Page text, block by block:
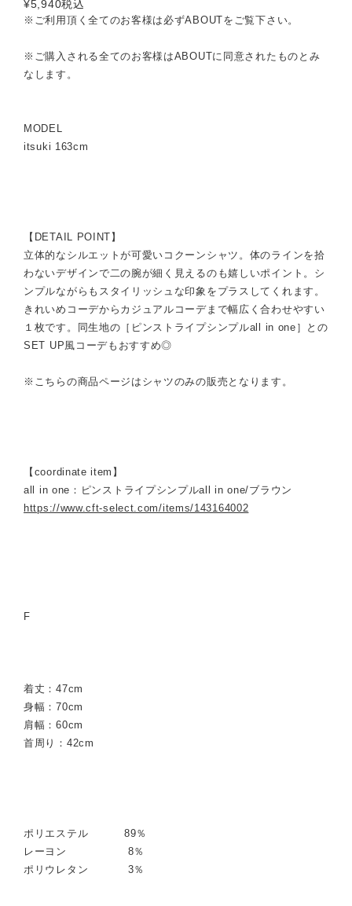
¥5,940税込
※ご利用頂く全てのお客様は必ずABOUTをご覧下さい。
※ご購入される全てのお客様はABOUTに同意されたものとみ
なします。
MODEL
itsuki 163cm
【DETAIL POINT】
立体的なシルエットが可愛いコクーンシャツ。体のラインを拾
わないデザインで二の腕が細く見えるのも嬉しいポイント。シ
ンプルながらもスタイリッシュな印象をプラスしてくれます。
きれいめコーデからカジュアルコーデまで幅広く合わせやすい
１枚です。同生地の［ピンストライプシンプルall in one］との
SET UP風コーデもおすすめ◎
※こちらの商品ページはシャツのみの販売となります。
【coordinate item】
all in one：ピンストライプシンプルall in one/ブラウン
https://www.cft-select.com/items/143164002
F
着丈：47cm
身幅：70cm
肩幅：60cm
首周り：42cm
ポリエステル 89％
レーヨン 8％
ポリウレタン 3％